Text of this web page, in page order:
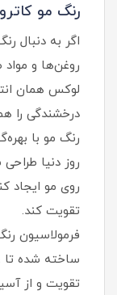
رنگ مو
اگر به دنبال
روغن‌ها و
لوکس همان
درخشندگی را
رنگ مو با
روز دنیا
روی مو ایجاد
تقویت کند.
فرمولاسیون
ساخته شده تا
تقویت و از